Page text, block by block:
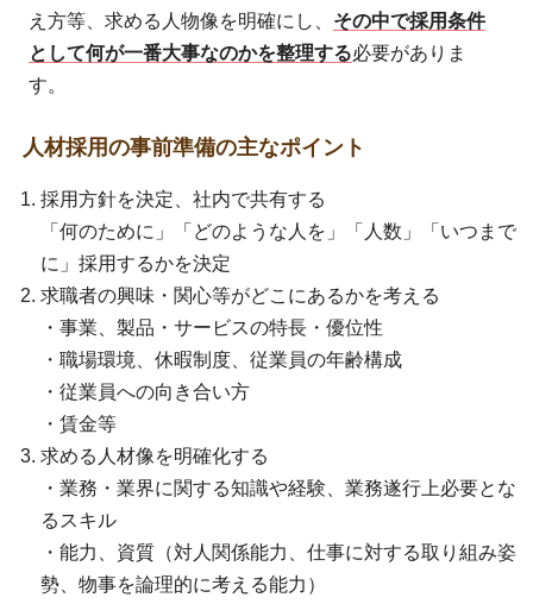
え方等、求める人物像を明確にし、 その中で採用条件
として何が一番大事なのかを整理する必要がありま
す。
人材採用の事前準備の主なポイント
採用方針を決定、社内で共有する
「何のために」「どのような人を」「人数」「いつまで
に」採用するかを決定
求職者の興味・関心等がどこにあるかを考える
・事業、製品・サービスの特長・優位性
・職場環境、休暇制度、従業員の年齢構成
・従業員への向き合い方
・賃金等
求める人材像を明確化する
・業務・業界に関する知識や経験、業務遂行上必要とな
るスキル
・能力、資質（対人関係能力、仕事に対する取り組み姿
勢、物事を論理的に考える能力）